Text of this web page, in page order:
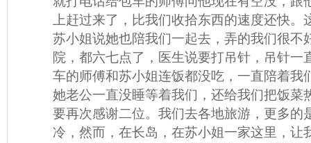
上赶过来了，比我们收拾东西的速度还快。
苏小姐说她也陪我们一起去，弄的我们很不
院，都六七点了，医生说要打吊针，吊针一
车的师傅和苏小姐连饭都没吃，一直陪着我
她老公一直没睡等着我们，还给我们把饭菜
要再次感谢二位。我们去各地旅游，更多的
冷，然而，在长岛，在苏小姐一家这里，让